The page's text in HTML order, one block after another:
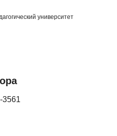
университет